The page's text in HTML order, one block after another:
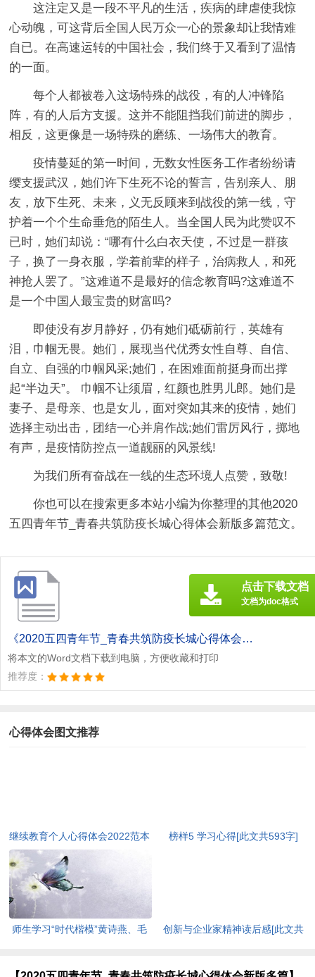
这注定又是一段不平凡的生活，疾病的肆虐使我惊
心动魄，可这背后全国人民万众一心的景象却让我情难
自已。在高速运转的中国社会，我们终于又看到了温情
的一面。
每个人都被卷入这场特殊的战役，有的人冲锋陷
阵，有的人后方支援。这并不能阻挡我们前进的脚步，
相反，这更像是一场特殊的磨练、一场伟大的教育。
疫情蔓延的第一时间，无数女性医务工作者纷纷请
缨支援武汉，她们许下生死不论的誓言，告别亲人、朋
友，放下生死、未来，义无反顾来到战役的第一线，守
护着一个个生命垂危的陌生人。当全国人民为此赞叹不
已时，她们却说：“哪有什么白衣天使，不过是一群孩
子，换了一身衣服，学着前辈的样子，治病救人，和死
神抢人罢了。”这难道不是最好的信念教育吗?这难道不
是一个中国人最宝贵的财富吗?
即使没有岁月静好，仍有她们砥砺前行，英雄有
泪，巾帼无畏。她们，展现当代优秀女性自尊、自信、
自立、自强的巾帼风采;她们，在困难面前挺身而出撑
起“半边天”。 巾帼不让须眉，红颜也胜男儿郎。她们是
妻子、是母亲、也是女儿，面对突如其来的疫情，她们
选择主动出击，团结一心并肩作战;她们雷厉风行，掷地
有声，是疫情防控点一道靓丽的风景线!
为我们所有奋战在一线的生态环境人点赞，致敬!
你也可以在搜索更多本站小编为你整理的其他2020
五四青年节_青春共筑防疫长城心得体会新版多篇范文。
《2020五四青年节_青春共筑防疫长城心得体会新版多篇[此文共5274字].doc》
将本文的Word文档下载到电脑，方便收藏和打印
推荐度：
点击下载文档
文档为doc格式
心得体会图文推荐
继续教育个人心得体会2022范本
[此文共5440字]
榜样5 学习心得[此文共593字]
师生学习“时代楷模”黄诗燕、毛
1570字]
创新与企业家精神读后感[此文共